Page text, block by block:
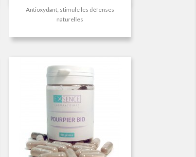
Antioxydant, stimule les défenses
naturelles